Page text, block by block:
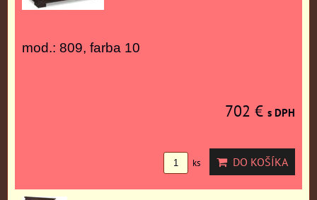
mod.: 809, farba 10
702 € s DPH
ks DO KOŠÍKA